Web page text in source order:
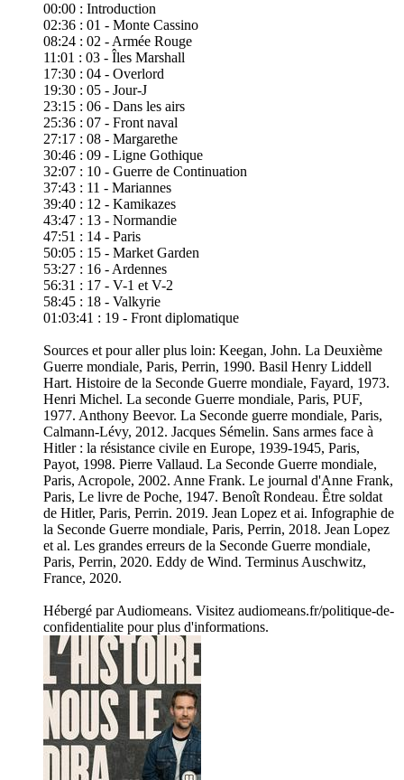
00:00​ : Introduction
02:36 : 01 - Monte Cassino
08:24 : 02 - Armée Rouge
11:01 : 03 - Îles Marshall
17:30 : 04 - Overlord
19:30 : 05 - Jour-J
23:15 : 06 - Dans les airs
25:36 : 07 - Front naval
27:17 : 08 - Margarethe
30:46 : 09 - Ligne Gothique
32:07 : 10 - Guerre de Continuation
37:43 : 11 - Mariannes
39:40 : 12 - Kamikazes
43:47 : 13 - Normandie
47:51 : 14 - Paris
50:05 : 15 - Market Garden
53:27 : 16 - Ardennes
56:31 : 17 - V-1 et V-2
58:45 : 18 - Valkyrie
01:03:41 : 19 - Front diplomatique
Sources et pour aller plus loin: Keegan, John. La Deuxième
Guerre mondiale, Paris, Perrin, 1990. Basil Henry Liddell
Hart. Histoire de la Seconde Guerre mondiale, Fayard, 1973.
Henri Michel. La seconde Guerre mondiale, Paris, PUF,
1977. Anthony Beevor. La Seconde guerre mondiale, Paris,
Calmann-Lévy, 2012. Jacques Sémelin. Sans armes face à
Hitler : la résistance civile en Europe, 1939-1945, Paris,
Payot, 1998. Pierre Vallaud. La Seconde Guerre mondiale,
Paris, Acropole, 2002. Anne Frank. Le journal d'Anne Frank,
Paris, Le livre de Poche, 1947. Benoît Rondeau. Être soldat
de Hitler, Paris, Perrin. 2019. Jean Lopez et ai. Infographie de
la Seconde Guerre mondiale, Paris, Perrin, 2018. Jean Lopez
et al. Les grandes erreurs de la Seconde Guerre mondiale,
Paris, Perrin, 2020. Eddy de Wind. Terminus Auschwitz,
France, 2020.
Hébergé par Audiomeans. Visitez audiomeans.fr/politique-de-
confidentialite pour plus d'informations.